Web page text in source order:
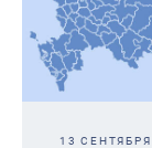
13 СЕНТЯБРЯ